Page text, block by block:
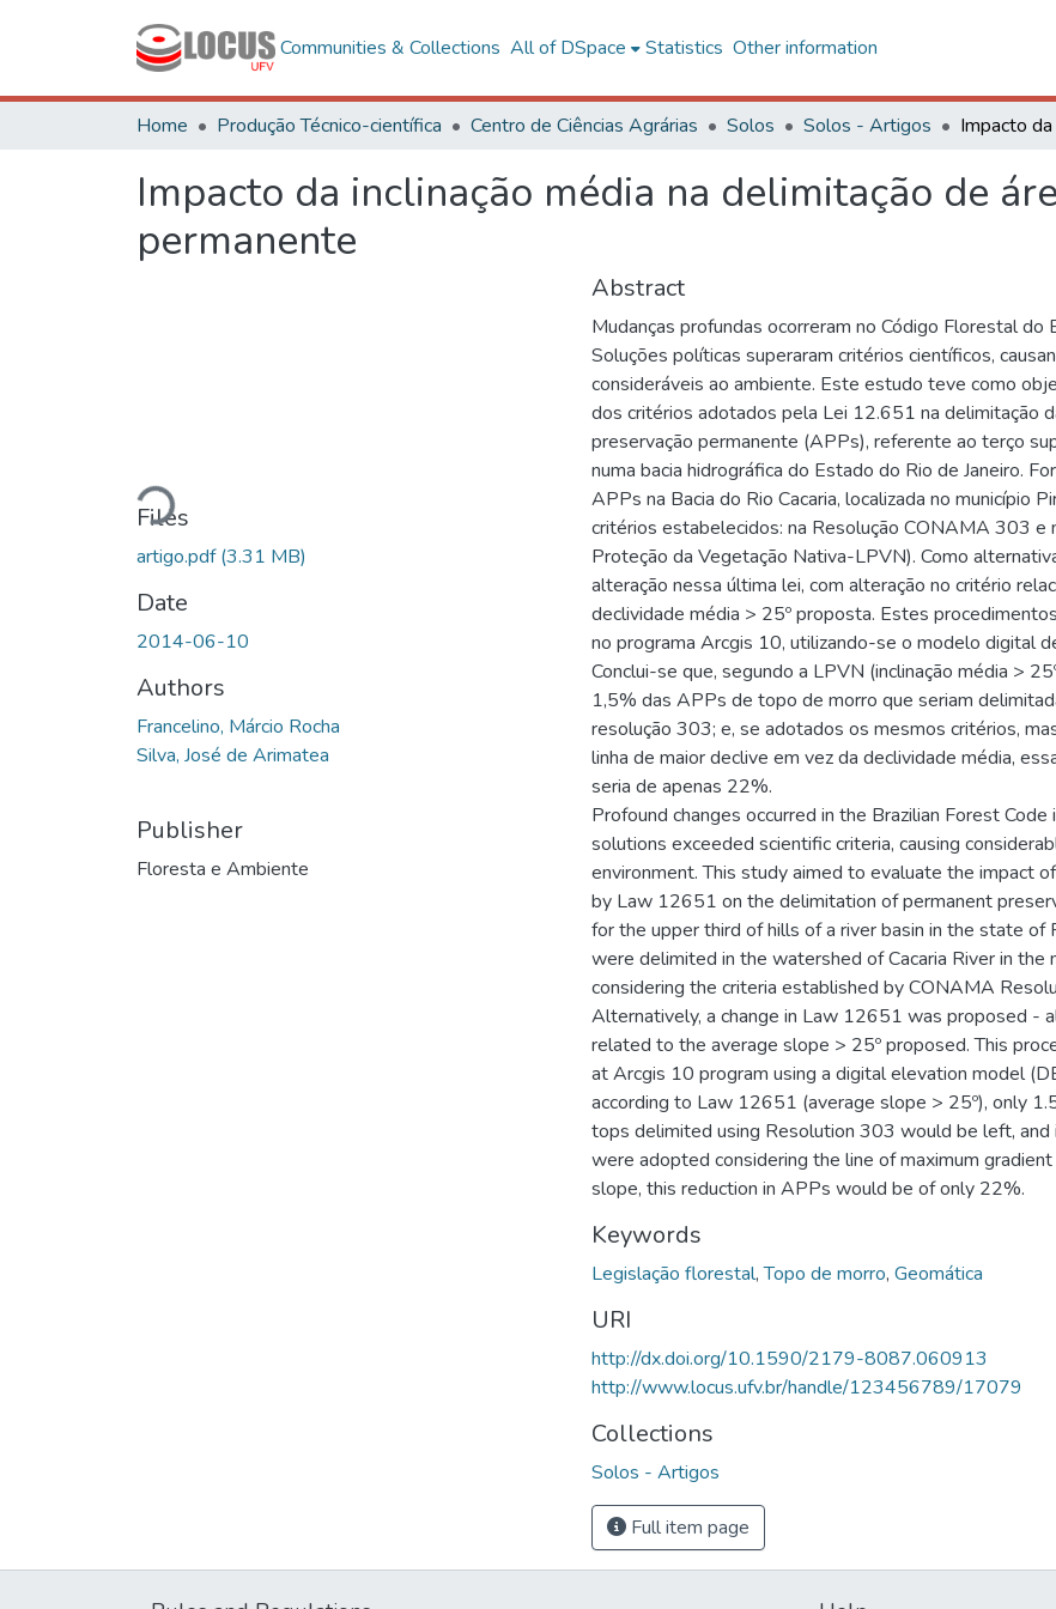
Communities & Collections All of DSpace Statistics Other information
Home Produção Técnico-científica Centro de Ciências Agrárias Solos Solos - Artigos
Impacto da inclinação média na delimitação de
permanente
Loading...
Files
artigo.pdf(3.31 MB)
Date
2014-06-10
Authors
Francelino, Márcio Rocha
Silva, José de Arimatea
Publisher
Floresta e Ambiente
Abstract
Mudanças profundas ocorreram no Código Florestal do
Soluções políticas superaram critérios científicos,
consideráveis ao ambiente. Este estudo teve como
dos critérios adotados pela Lei 12.651 na delimitação
preservação permanente (APPs), referente ao terço
numa bacia hidrográfica do Estado do Rio de Janeiro.
APPs na Bacia do Rio Cacaria, localizada no município
critérios estabelecidos: na Resolução CONAMA 303 e
Proteção da Vegetação Nativa-LPVN). Como
alteração nessa última lei, com alteração no critério
declividade média > 25º proposta. Estes
no programa Arcgis 10, utilizando-se o modelo digital
Conclui-se que, segundo a LPVN (inclinação média >
1,5% das APPs de topo de morro que seriam
resolução 303; e, se adotados os mesmos critérios,
linha de maior declive em vez da declividade média,
seria de apenas 22%.
Profound changes occurred in the Brazilian Forest
solutions exceeded scientific criteria, causing
environment. This study aimed to evaluate the impact
by Law 12651 on the delimitation of permanent
for the upper third of hills of a river basin in the state of
were delimited in the watershed of Cacaria River in the
considering the criteria established by CONAMA
Alternatively, a change in Law 12651 was proposed -
related to the average slope > 25º proposed. This
at Arcgis 10 program using a digital elevation model
according to Law 12651 (average slope > 25º), only
tops delimited using Resolution 303 would be left, and
were adopted considering the line of maximum
slope, this reduction in APPs would be of only 22%.
Keywords
Legislação florestal,Topo de morro, Geomática
URI
http://dx.doi.org/10.1590/2179-8087.060913
http://www.locus.ufv.br/handle/123456789/17079
Collections
Solos - Artigos
Full item page